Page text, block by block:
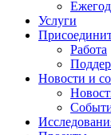
Услуги
Работа
Новости и